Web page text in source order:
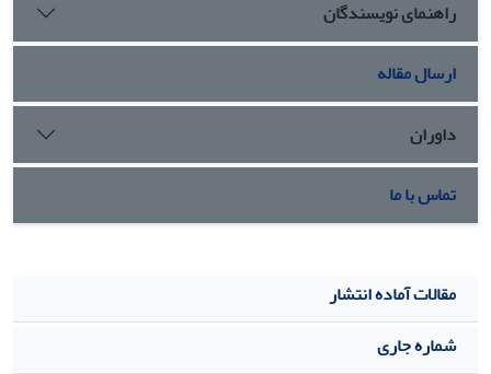
راهنمای نویسندگان
ارسال مقاله
داوران
تماس با ما
مقالات آماده انتشار
شماره جاری